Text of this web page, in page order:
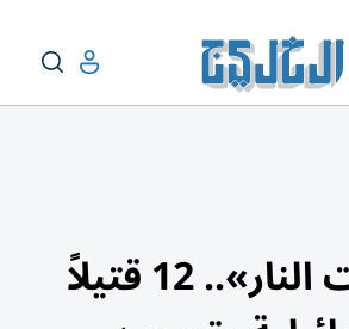
«لبنان تحت النار».. 12 قتيلاً